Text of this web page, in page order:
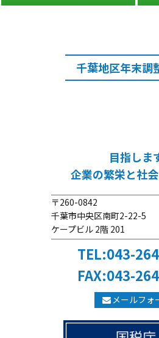
千葉地区年末調
目指しま
企業の繁栄と社
〒260-0842
千葉市中央区南町2-22-5
ケープビル 2階 201
TEL:043-
FAX:043-
メールフォ